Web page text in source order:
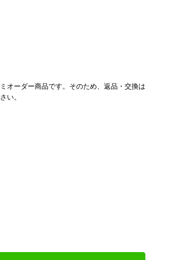
オーダー商品です。そのため、返品・交換は
い。